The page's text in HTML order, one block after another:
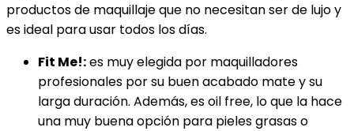
productos de maquillaje que no necesitan ser de lujo y
es ideal para usar todos los días.
Fit Me!:es muy elegida por maquilladores
profesionales por su buen acabado mate y su
larga duración. Además, es oil free, lo que la hace
una muy buena opción para pieles grasas o